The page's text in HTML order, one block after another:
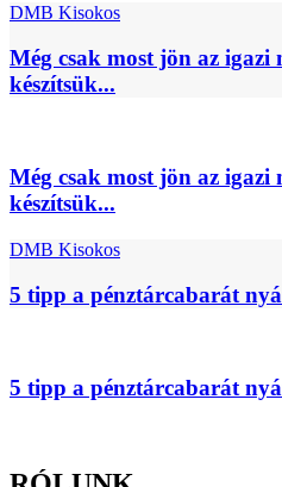
DMB Kisokos
Még csak most jön az
készítsük...
Még csak most jön az
készítsük...
DMB Kisokos
5 tipp a pénztárcabarát
5 tipp a pénztárcabarát